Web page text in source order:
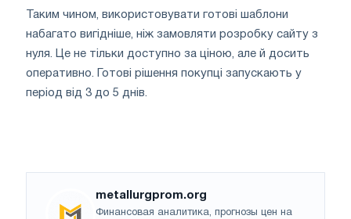
Таким чином, використовувати готові шаблони
набагато вигідніше, ніж замовляти розробку сайту з
нуля. Це не тільки доступно за ціною, але й досить
оперативно. Готові рішення покупці запускають у
період від 3 до 5 днів.
metallurgprom.org
Финансовая аналитика, прогнозы цен на